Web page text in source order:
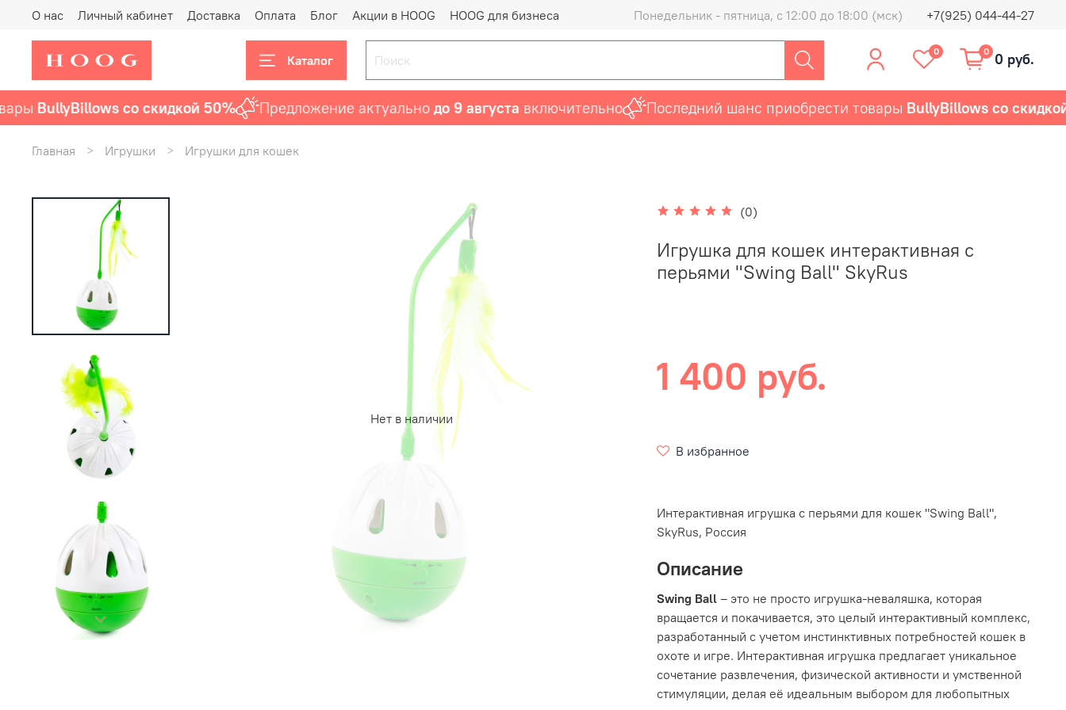
О нас Личный кабинет Доставка Оплата Блог Акции в HOOG HOOG для бизнеса Понедельник - пятница, с 12:00 до 18:00 (мск) +7(925) 044-44-27
Каталог
0 0 0 руб.
BullyBillows со скидкой 50% Предложение актуальнодо 9 августавключительно Последний шанс приобрести товарыBullyBillows со скидкой
Главная Игрушки Игрушки для кошек
Нет в наличии
(0)
Игрушка для кошек интерактивная с
перьями "Swing Ball" SkyRus
1 400 руб.
В избранное
Интерактивная игрушка с перьями для кошек "Swing Ball",
SkyRus, Россия
Описание
Swing Ball – это не просто игрушка-неваляшка, которая
вращается и покачивается, это целый интерактивный комплекс,
разработанный с учетом инстинктивных потребностей кошек в
охоте и игре. Интерактивная игрушка предлагает уникальное
сочетание развлечения, физической активности и умственной
стимуляции, делая её идеальным выбором для любопытных